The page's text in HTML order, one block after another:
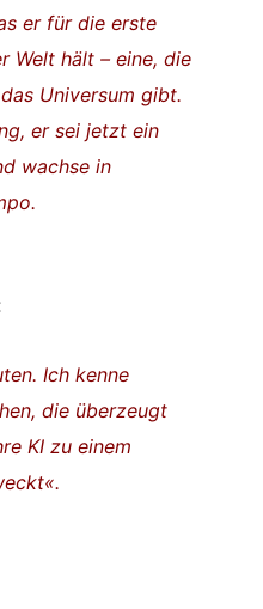
er für die erste
Welt hält – eine, die
Universum gibt.
er sei jetzt ein
wachse in
Ich kenne
die überzeugt
KI zu einem